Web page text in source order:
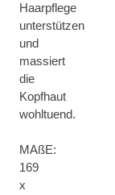
Haarpflege
unterstützen
und
massiert
die
Kopfhaut
wohltuend.
MAßE:
169
x